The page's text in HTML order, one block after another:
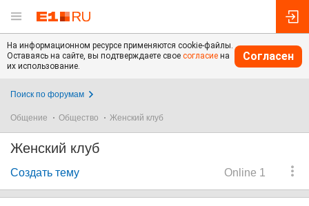
На информационном ресурсе применяются cookie-файлы.
Оставаясь на сайте, вы подтверждаете свое согласие на
их использование.
Согласен
Поиск по форумам
Общение Общество Женский клуб
Женский клуб
Online 1
Создать тему